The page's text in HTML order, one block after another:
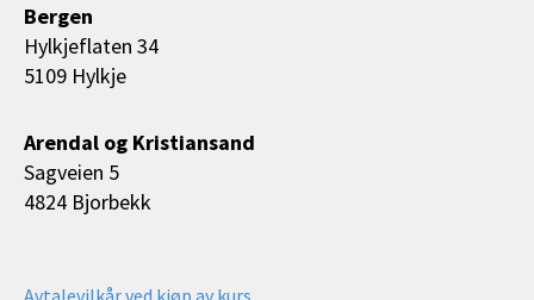
Bergen
Hylkjeflaten 34
5109 Hylkje
Arendal og Kristiansand
Sagveien 5
4824 Bjorbekk
Avtalevilkår ved kjøp av kurs